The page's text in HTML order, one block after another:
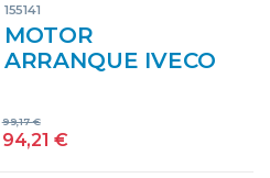
155141
MOTOR
ARRANQUE IVECO
F4AE3481B
94,21 €
99,17€